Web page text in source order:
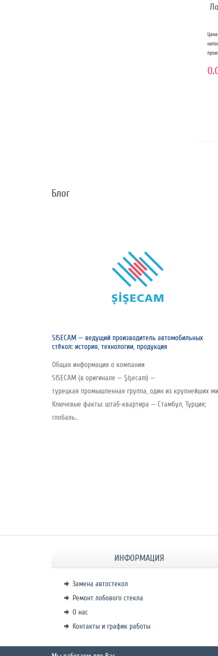
Блог
SISECAM — ведущий производитель автомобильных
стёкол: история, технологии, продукция
Общая информация о компании
SISECAM (в оригинале — Şişecam) —
турецкая промышленная группа, один из крупнейших
Ключевые факты: штаб‑квартира — Стамбул, Турция;
глобаль..
ИНФОРМАЦИЯ
Замена автостекол
Ремонт лобового стекла
О нас
Контакты и график работы